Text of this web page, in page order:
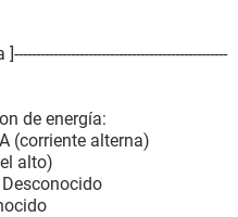
de energía:
(corriente alterna)
alto)